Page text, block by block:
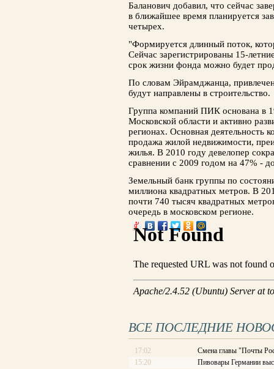
Баланович добавил, что сейчас
в ближайшее время планируется
четырех.
"Формируется длинный поток,
Сейчас зарегистрированы 15-
срок жизни фонда можно будет
По словам Эйрамджанца,
будут направлены в строительство.
Группа компаний ПИК основана в
Московской области и активно
регионах. Основная деятельность
продажа жилой недвижимости,
жилья. В 2010 году девелопер
сравнении с 2009 годом на 47% -
Земельный банк группы по
миллиона квадратных метров. В
почти 740 тысяч квадратных
очередь в московском регионе.
ВСЕ ПОСЛЕДНИЕ
17:02
Смена главы "Почты
15:20
Пивовары Германии